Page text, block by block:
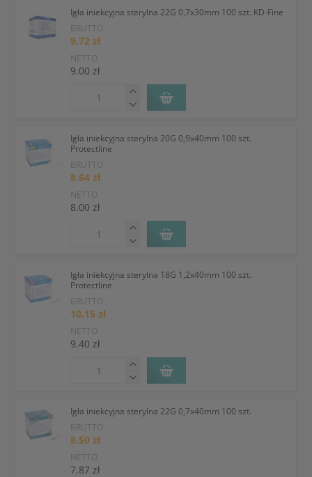
Igła iniekcyjna sterylna 22G 0,7x30mm 100 szt. KD-Fine
BRUTTO
9.72 zł
NETTO
9.00 zł
Igła iniekcyjna sterylna 20G 0,9x40mm 100 szt.
Protectline
BRUTTO
8.64 zł
NETTO
8.00 zł
Igła iniekcyjna sterylna 18G 1,2x40mm 100 szt.
Protectline
BRUTTO
10.15 zł
NETTO
9.40 zł
Igła iniekcyjna sterylna 22G 0,7x40mm 100 szt.
BRUTTO
8.50 zł
NETTO
7.87 zł